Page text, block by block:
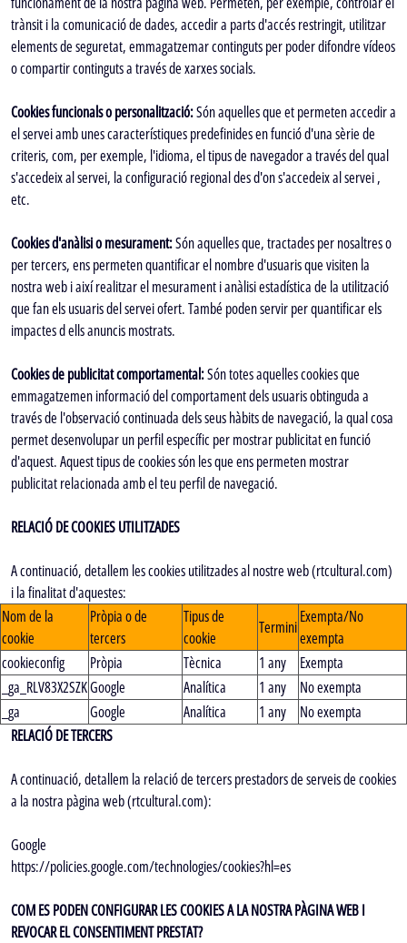
trànsit i la comunicació de dades, accedir a parts d'accés restringit, utilitzar
elements de seguretat, emmagatzemar continguts per poder difondre vídeos
o compartir continguts a través de xarxes socials.
Cookies funcionals o personalització:Són aquelles que et permeten accedir a
el servei amb unes característiques predefinides en funció d'una sèrie de
criteris, com, per exemple, l'idioma, el tipus de navegador a través del qual
s'accedeix al servei, la configuració regional des d'on s'accedeix al servei ,
etc.
Cookies d'anàlisi o mesurament:Són aquelles que, tractades per nosaltres o
per tercers, ens permeten quantificar el nombre d'usuaris que visiten la
nostra web i així realitzar el mesurament i anàlisi estadística de la utilització
que fan els usuaris del servei ofert. També poden servir per quantificar els
impactes d ells anuncis mostrats.
Cookies de publicitat comportamental:Són totes aquelles cookies que
emmagatzemen informació del comportament dels usuaris obtinguda a
través de l'observació continuada dels seus hàbits de navegació, la qual cosa
permet desenvolupar un perfil específic per mostrar publicitat en funció
d'aquest. Aquest tipus de cookies són les que ens permeten mostrar
publicitat relacionada amb el teu perfil de navegació.
RELACIÓ DE COOKIES UTILITZADES
A continuació, detallem les cookies utilitzades al nostre web (rtcultural.com)
i la finalitat d'aquestes:
Nom de la
cookie
Pròpia o de
tercers
Tipus de
cookie
Termini
Exempta/No
exempta
cookieconfig
Pròpia Tècnica 1 any
Exempta
_ga_RLV83X2SZKGoogle Analítica 1 any
No exempta
_ga
Google Analítica 1 any
No exempta
RELACIÓ DE TERCERS
A continuació, detallem la relació de tercers prestadors de serveis de cookies
a la nostra pàgina web (rtcultural.com):
Google
https://policies.google.com/technologies/cookies?hl=es
COM ES PODEN CONFIGURAR LES COOKIES A LA NOSTRA PÀGINA WEB I
REVOCAR EL CONSENTIMENT PRESTAT?